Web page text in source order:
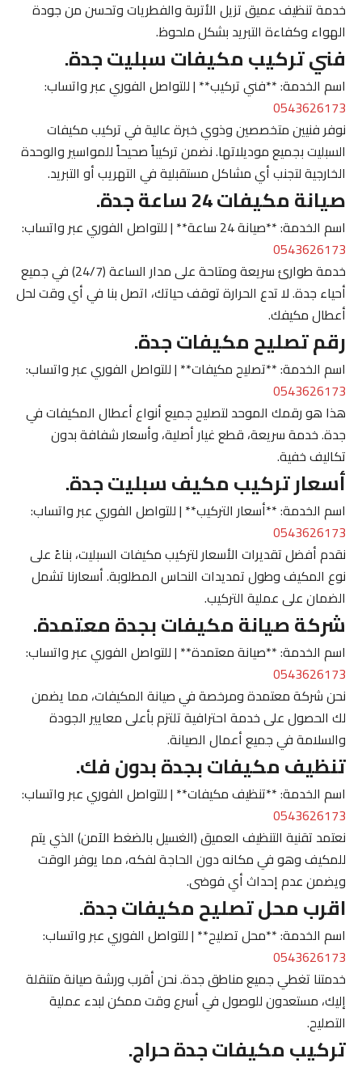
خدمة تنظيف عميق تزيل الأتربة والفطريات وتحسن من جودة
الهواء وكفاءة التبريد بشكل ملحوظ.
فني تركيب مكيفات سبليت جدة.
اسم الخدمة: **فني تركيب** | للتواصل الفوري عبر واتساب:
0543626173
نوفر فنيين متخصصين وذوي خبرة عالية في تركيب مكيفات
السبليت بجميع موديلاتها. نضمن تركيباً صحيحاً للمواسير والوحدة
الخارجية لتجنب أي مشاكل مستقبلية في التهريب أو التبريد.
صيانة مكيفات 24 ساعة جدة.
اسم الخدمة: **صيانة 24 ساعة** | للتواصل الفوري عبر واتساب:
0543626173
خدمة طوارئ سريعة ومتاحة على مدار الساعة (24/7) في جميع
أحياء جدة. لا تدع الحرارة توقف حياتك، اتصل بنا في أي وقت لحل
أعطال مكيفك.
رقم تصليح مكيفات جدة.
اسم الخدمة: **تصليح مكيفات** | للتواصل الفوري عبر واتساب:
0543626173
هذا هو رقمك الموحد لتصليح جميع أنواع أعطال المكيفات في
جدة. خدمة سريعة، قطع غيار أصلية، وأسعار شفافة بدون
تكاليف خفية.
أسعار تركيب مكيف سبليت جدة.
اسم الخدمة: **أسعار التركيب** | للتواصل الفوري عبر واتساب:
0543626173
نقدم أفضل تقديرات الأسعار لتركيب مكيفات السبليت، بناءً على
نوع المكيف وطول تمديدات النحاس المطلوبة. أسعارنا تشمل
الضمان على عملية التركيب.
شركة صيانة مكيفات بجدة معتمدة.
اسم الخدمة: **صيانة معتمدة** | للتواصل الفوري عبر واتساب:
0543626173
نحن شركة معتمدة ومرخصة في صيانة المكيفات، مما يضمن
لك الحصول على خدمة احترافية تلتزم بأعلى معايير الجودة
والسلامة في جميع أعمال الصيانة.
تنظيف مكيفات بجدة بدون فك.
اسم الخدمة: **تنظيف مكيفات** | للتواصل الفوري عبر واتساب:
0543626173
نعتمد تقنية التنظيف العميق (الغسيل بالضغط الآمن) الذي يتم
للمكيف وهو في مكانه دون الحاجة لفكه، مما يوفر الوقت
ويضمن عدم إحداث أي فوضى.
اقرب محل تصليح مكيفات جدة.
اسم الخدمة: **محل تصليح** | للتواصل الفوري عبر واتساب:
0543626173
خدمتنا تغطي جميع مناطق جدة. نحن أقرب ورشة صيانة متنقلة
إليك، مستعدون للوصول في أسرع وقت ممكن لبدء عملية
التصليح.
تركيب مكيفات جدة حراج.